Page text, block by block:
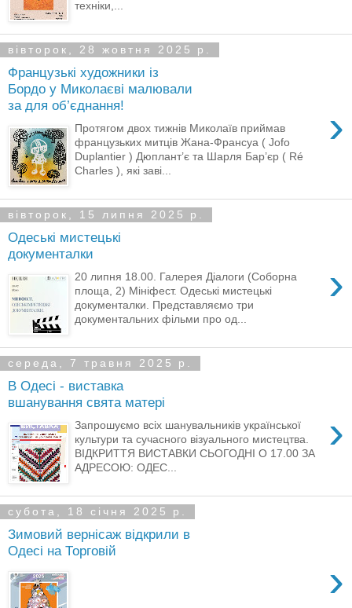
техніки,...
вівторок, 28 жовтня 2025 р.
Французькі художники із
Бордо у Миколаєві малювали
за для об’єднання!
›
Протягом двох тижнів Миколаїв приймав
французьких митців Жана-Франсуа ( Jofo
Duplantier ) Дюплант’є та Шарля Бар’єр ( Ré
Charles ), які заві...
вівторок, 15 липня 2025 р.
Одеські мистецькі
документалки
›
20 липня 18.00. Галерея Діалоги (Соборна
площа, 2) Мініфест. Одеські мистецькі
документалки. Представляємо три
документальних фільми про од...
середа, 7 травня 2025 р.
В Одесі - виставка
вшанування свята матері
›
Запрошуємо всіх шанувальників української
культури та сучасного візуального мистецтва.
ВІДКРИТТЯ ВИСТАВКИ СЬОГОДНІ О 17.00 ЗА
АДРЕСОЮ: ОДЕС...
субота, 18 січня 2025 р.
Зимовий вернісаж відкрили в
Одесі на Торговій
›